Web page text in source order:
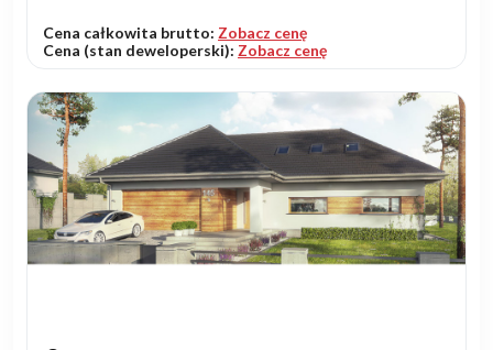
Cena całkowita brutto: Zobacz cenę
Cena (stan deweloperski): Zobacz cenę